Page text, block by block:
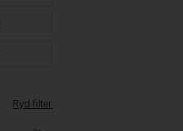
Ryd filter